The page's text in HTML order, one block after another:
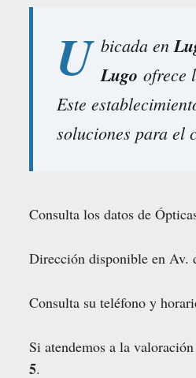
U bicada en
Lugo ofrece
Este
soluciones para el
Consulta los datos de
Dirección disponible en Av.
Consulta su teléfono y
Si atendemos a la
5.